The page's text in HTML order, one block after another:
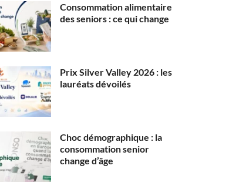
Consommation alimentaire
des seniors : ce qui change
Prix Silver Valley 2026 : les
lauréats dévoilés
Choc démographique : la
consommation senior
change d’âge